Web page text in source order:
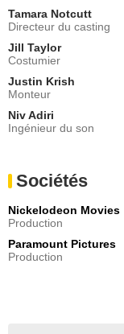
Tamara Notcutt
Directeur du casting
Jill Taylor
Costumier
Justin Krish
Monteur
Niv Adiri
Ingénieur du son
Sociétés
Nickelodeon Movies
Production
Paramount Pictures
Production